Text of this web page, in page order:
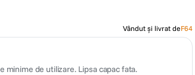
Vândut și livrat deF64
minime de utilizare. Lipsa capac fata.